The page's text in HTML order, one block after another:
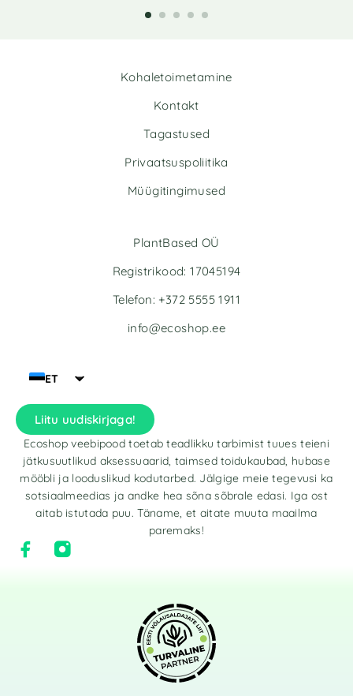
t
a
t
v
:
Kohaletoimetamine
Kontakt
Tagastused
Privaatsuspoliitika
Müügitingimused
ET
Liitu uudiskirjaga!
Ecoshop veebipood toetab teadlikku tarbimist tuues teieni
jätkusuutlikud aksessuaarid, taimsed toidukaubad, hubase
mööbli ja looduslikud kodutarbed. Jälgige meie tegevusi ka
sotsiaalmeedias ja andke hea sõna sõbrale edasi. Iga ost
aitab istutada puu. Täname, et aitate muuta maailma
paremaks!
PlantBased OÜ
Registrikood: 17045194
Telefon: +372 5555 1911
info@ecoshop.ee